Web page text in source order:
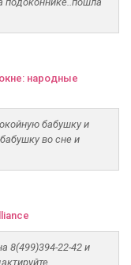
народные
бабушку и
во сне и
8(499)394-22-42 и